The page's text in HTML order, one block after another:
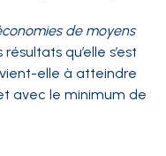
de moyens
qu’elle s’est
elle à atteindre
avec le minimum de